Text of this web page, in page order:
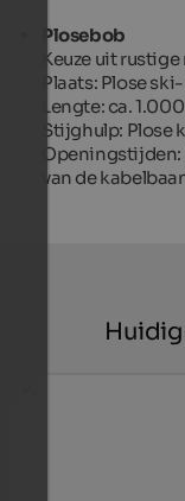
Plosebob
Keuze uit
Plaats: Plose
Lengte: ca.
Stijghulp: Plose
van de